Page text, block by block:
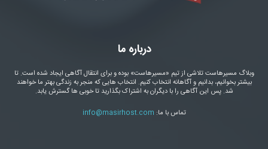
درباره ما
وبلاگ مسیرهاست تلاشی از تیم «مسیرهاست» بوده و برای انتقال آگاهی ایجاد شده است. تا
بیشتر بخوانیم، بدانیم و آگاهانه انتخاب کنیم. انتخاب هایی که منجر به زندگی بهتر ما خواهند
شد. پس این آگاهی را با دیگران به اشتراک بگذارید تا خوبی ها گسترش یابد.
تماس با ما: info@masirhost.com